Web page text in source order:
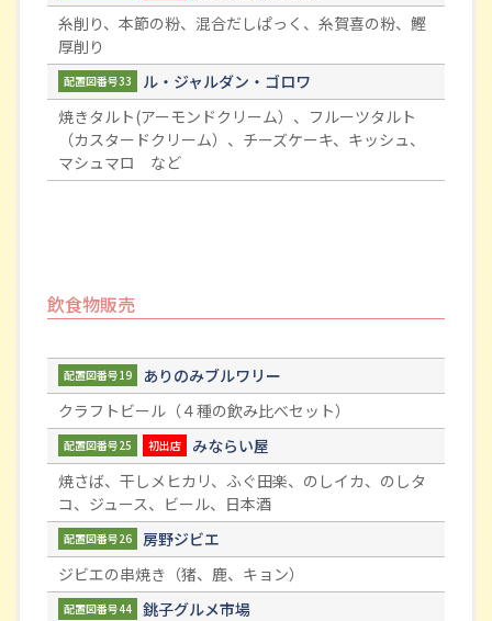
糸削り、本節の粉、混合だしぱっく、糸賀喜の粉、鰹
厚削り
配置図番号33
ル・ジャルダン・ゴロワ
焼きタルト(アーモンドクリーム）、フルーツタルト
（カスタードクリーム）、チーズケーキ、キッシュ、
マシュマロ など
飲食物販売
配置図番号19
ありのみブルワリー
クラフトビール（４種の飲み比べセット）
配置図番号25 初出店
みならい屋
焼さば、干しメヒカリ、ふぐ田楽、のしイカ、のしタ
コ、ジュース、ビール、日本酒
配置図番号26
房野ジビエ
ジビエの串焼き（猪、鹿、キョン）
配置図番号44
銚子グルメ市場